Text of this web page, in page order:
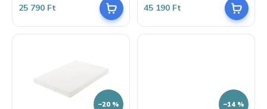
s
e
25 790 Ft 45 190 Ft
–20 % –14 %